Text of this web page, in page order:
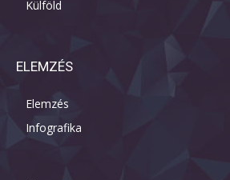
Külföld
ELEMZÉS
Elemzés
Infografika